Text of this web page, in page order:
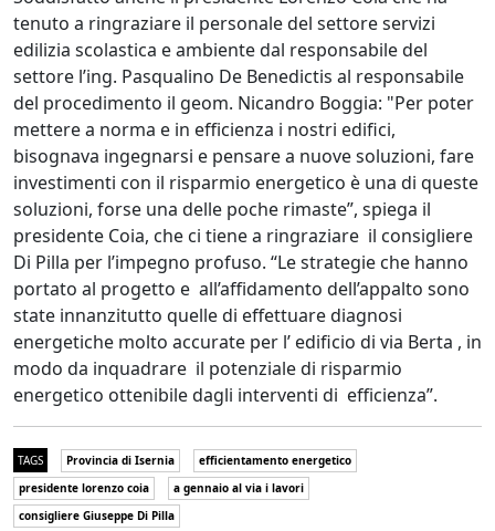
tenuto a ringraziare il personale del settore servizi
edilizia scolastica e ambiente dal responsabile del
settore l’ing. Pasqualino De Benedictis al responsabile
del procedimento il geom. Nicandro Boggia: "Per poter
mettere a norma e in efficienza i nostri edifici,
bisognava ingegnarsi e pensare a nuove soluzioni, fare
investimenti con il risparmio energetico è una di queste
soluzioni, forse una delle poche rimaste”, spiega il
presidente Coia, che ci tiene a ringraziare il consigliere
Di Pilla per l’impegno profuso. “Le strategie che hanno
portato al progetto e all’affidamento dell’appalto sono
state innanzitutto quelle di effettuare diagnosi
energetiche molto accurate per l’ edificio di via Berta , in
modo da inquadrare il potenziale di risparmio
energetico ottenibile dagli interventi di efficienza”.
TAGS Provincia di Isernia
efficientamento energetico
presidente lorenzo coia
a gennaio al via i lavori
consigliere Giuseppe Di Pilla